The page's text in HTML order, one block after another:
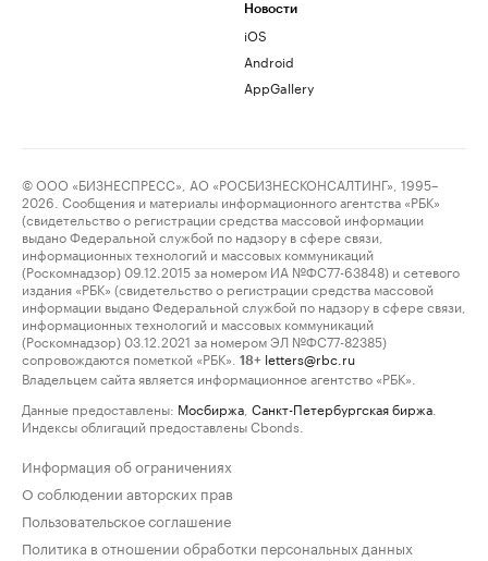
Новости
iOS
Android
AppGallery
© ООО «БИЗНЕСПРЕСС», АО «РОСБИЗНЕСКОНСАЛТИНГ», 1995–
2026. Сообщения и материалы информационного агентства «РБК»
(свидетельство о регистрации средства массовой информации
выдано Федеральной службой по надзору в сфере связи,
информационных технологий и массовых коммуникаций
(Роскомнадзор) 09.12.2015 за номером ИА №ФС77-63848) и сетевого
издания «РБК» (свидетельство о регистрации средства массовой
информации выдано Федеральной службой по надзору в сфере связи,
информационных технологий и массовых коммуникаций
(Роскомнадзор) 03.12.2021 за номером ЭЛ №ФС77-82385)
сопровождаются пометкой «РБК».
18+ letters@rbc.ru
Владельцем сайта является информационное агентство «РБК».
Данные предоставлены: Мосбиржа Санкт-Петербургская биржа
Индексы облигаций предоставлены Cbonds.
Информация об ограничениях
О соблюдении авторских прав
Пользовательское соглашение
Политика в отношении обработки персональных данных